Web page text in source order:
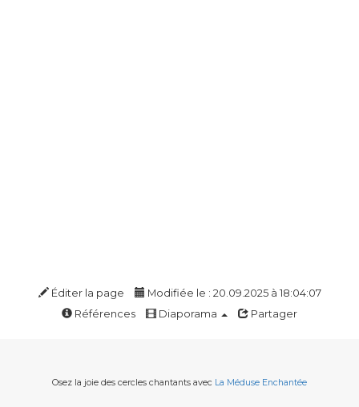
Éditer la page
Modifiée le : 20.09.2025 à 18:04:07
Références
Diaporama Partager
Osez la joie des cercles chantants avec La Méduse Enchantée